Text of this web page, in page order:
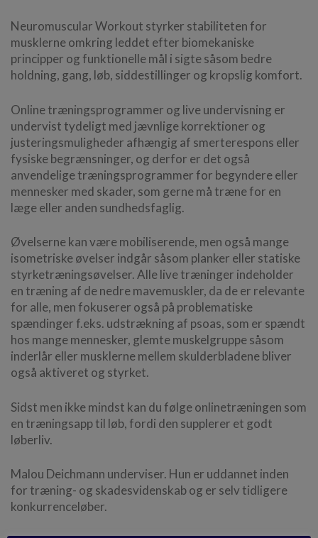
Neuromuscular Workout styrker stabiliteten for
musklerne omkring leddet efter biomekaniske
principper og funktionelle mål i sigte såsom bedre
holdning, gang, løb, siddestillinger og kropslig komfort.
Online træningsprogrammer og live undervisning er
undervist tydeligt med jævnlige korrektioner og
justeringsmuligheder afhængig af smerterespons eller
fysiske begrænsninger, og derfor er det også
anvendelige træningsprogrammer for begyndere eller
mennesker med skader, som gerne må træne for en
læge eller anden sundhedsfaglig.
Øvelserne kan være mobiliserende, men også mange
isometriske øvelser indgår såsom planker eller statiske
styrketræningsøvelser. Alle live træninger indeholder
en træning af de nedre mavemuskler, da de er relevante
for alle, men fokuserer også på problematiske
spændinger f.eks. udstrækning af psoas, som er spændt
hos mange mennesker, glemte muskelgruppe såsom
inderlår eller musklerne mellem skulderbladene bliver
også aktiveret og styrket.
Sidst men ikke mindst kan du følge onlinetræningen som
en træningsapp til løb, fordi den supplerer et godt
løberliv.
Malou Deichmann underviser. Hun er uddannet inden
for træning- og skadesvidenskab og er selv tidligere
konkurrenceløber.